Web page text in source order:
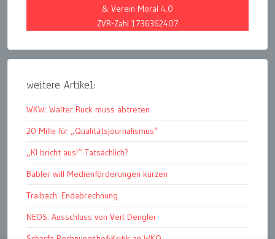
& Verein Moral 4.0
ZVR-Zahl 1736362407
weitere Artikel:
WKW: Walter Ruck muss abtreten
20 Mille für „Qualitätsjournalismus“
„KI bricht aus!“ Tatsächlich?
Babler will Medienförderungen kürzen
Traibach: Endabrechnung
NEOS: Ausschluss von Veit Dengler